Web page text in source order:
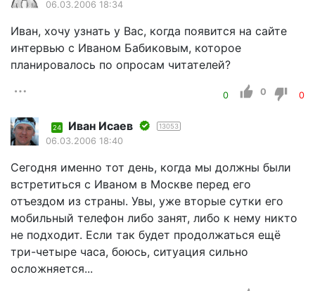
06.03.2006 18:34
Иван, хочу узнать у Вас, когда появится на сайте
интервью с Иваном Бабиковым, которое
планировалось по опросам читателей?
0 0 0
24 Иван Исаев 13053
06.03.2006 18:40
Сегодня именно тот день, когда мы должны были
встретиться с Иваном в Москве перед его
отъездом из страны. Увы, уже вторые сутки его
мобильный телефон либо занят, либо к нему никто
не подходит. Если так будет продолжаться ещё
три-четыре часа, боюсь, ситуация сильно
осложняется...